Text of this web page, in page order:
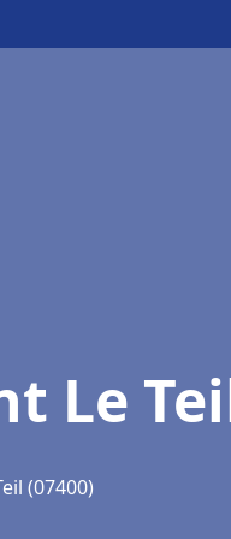
Le
(07400)